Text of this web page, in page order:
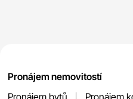
Pronájem nemovitostí
Pronájem bytů
Pronájem